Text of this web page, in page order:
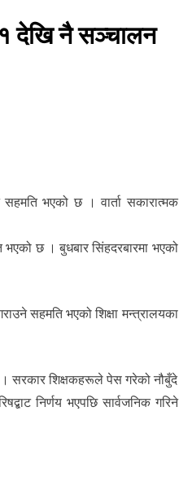
देखि नै सञ्चालन
भएको छ । वार्ता सकारात्मक
भएको छ । बुधबार सिंहदरबारमा भएको
सहमति भएको शिक्षा मन्त्रालयका
। सरकार शिक्षकहरूले पेस गरेको नौबुँदे
निर्णय भएपछि सार्वजनिक गरिने